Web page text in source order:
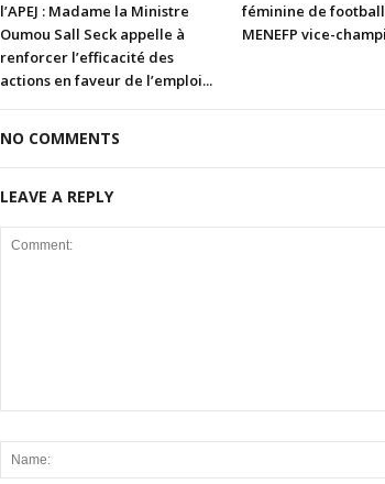
l’APEJ : Madame la Ministre
Oumou Sall Seck appelle à
renforcer l’efficacité des
actions en faveur de l’emploi...
féminine de
MENEFP vice-
NO COMMENTS
LEAVE A REPLY